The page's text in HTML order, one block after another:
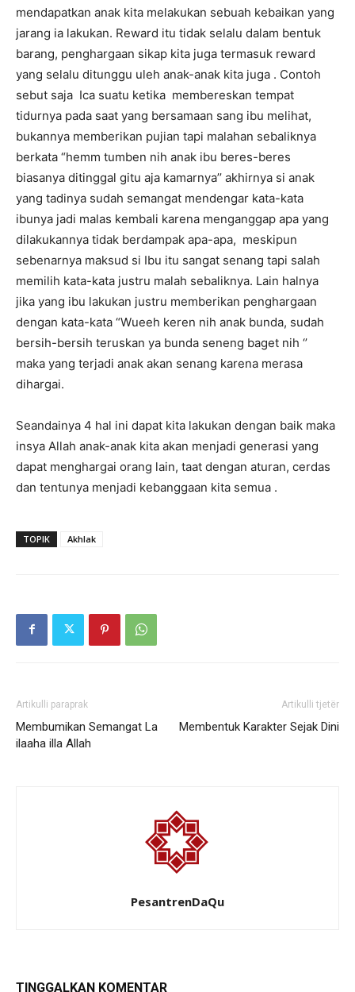
mendapatkan anak kita melakukan sebuah kebaikan yang
jarang ia lakukan. Reward itu tidak selalu dalam bentuk
barang, penghargaan sikap kita juga termasuk reward
yang selalu ditunggu uleh anak-anak kita juga . Contoh
sebut saja Ica suatu ketika membereskan tempat
tidurnya pada saat yang bersamaan sang ibu melihat,
bukannya memberikan pujian tapi malahan sebaliknya
berkata “hemm tumben nih anak ibu beres-beres
biasanya ditinggal gitu aja kamarnya’’ akhirnya si anak
yang tadinya sudah semangat mendengar kata-kata
ibunya jadi malas kembali karena menganggap apa yang
dilakukannya tidak berdampak apa-apa, meskipun
sebenarnya maksud si Ibu itu sangat senang tapi salah
memilih kata-kata justru malah sebaliknya. Lain halnya
jika yang ibu lakukan justru memberikan penghargaan
dengan kata-kata “Wueeh keren nih anak bunda, sudah
bersih-bersih teruskan ya bunda seneng baget nih ‘’
maka yang terjadi anak akan senang karena merasa
dihargai.
Seandainya 4 hal ini dapat kita lakukan dengan baik maka
insya Allah anak-anak kita akan menjadi generasi yang
dapat menghargai orang lain, taat dengan aturan, cerdas
dan tentunya menjadi kebanggaan kita semua .
TOPIK Akhlak
Artikulli paraprak
Membumikan Semangat La
ilaaha illa Allah
Artikulli tjetër
Membentuk Karakter Sejak Dini
PesantrenDaQu
TINGGALKAN KOMENTAR